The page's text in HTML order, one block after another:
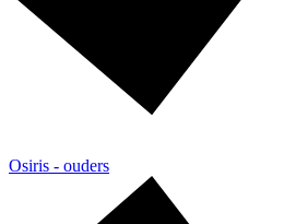
Osiris - ouders